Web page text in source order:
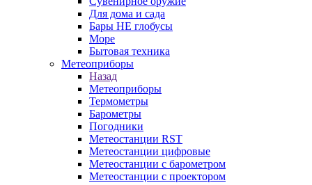
Для дома и сада
Бары НЕ глобусы
Море
Бытовая техника
Метеоприборы
Назад
Метеоприборы
Термометры
Барометры
Погодники
Метеостанции RST
Метеостанции цифровые
Метеостанции с барометром
Метеостанции с проектором